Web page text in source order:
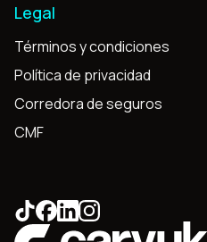
Legal
Términos y condiciones
Política de privacidad
Corredora de seguros
CMF